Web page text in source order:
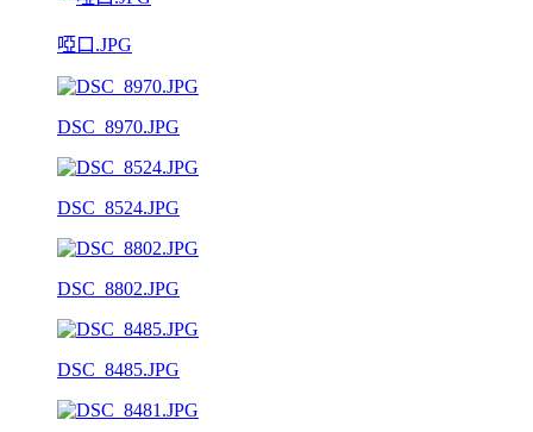
啞口.JPG
DSC_8970.JPG
DSC_8524.JPG
DSC_8802.JPG
DSC_8485.JPG